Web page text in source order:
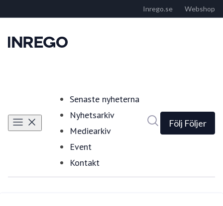
Senaste nyheterna
Nyhetsarkiv
Mediearkiv
Event
Kontakt
Följ Följer